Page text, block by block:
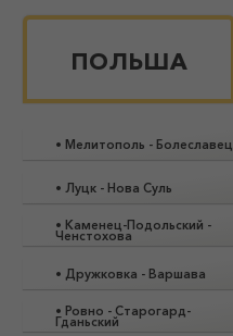
ПОЛЬША
• Мелитополь - Болеславец
• Луцк- Нова Суль
• Каменец-Подольский -
Ченстохова
• Дружковка - Варшава
• Ровно - Старогард-
Гданьский